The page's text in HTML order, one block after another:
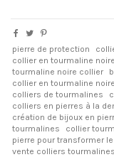
pierre de protection
collier en tourmaline noire
tourmaline noire collier
collier en tourmaline
colliers de tourmalines
colliers en pierres à la
création de bijoux en
tourmalines
collier
pierre pour transformer
vente colliers tourmalines